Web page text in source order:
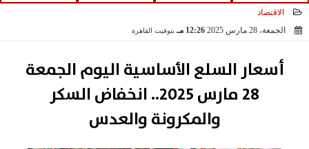
الاقتصاد
الجمعة، 28 مارس 2025
12:26 مـ بتوقيت القاهرة
أسعار السلع الأساسية اليوم الجمعة
28 مارس 2025.. انخفاض السكر
والمكرونة والعدس